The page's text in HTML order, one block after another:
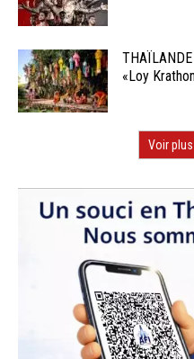
«Loy
Voir